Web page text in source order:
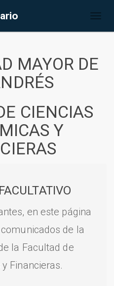
MAYOR DE
CIENCIAS
Y
en este página
de la
la Facultad de
Financieras.